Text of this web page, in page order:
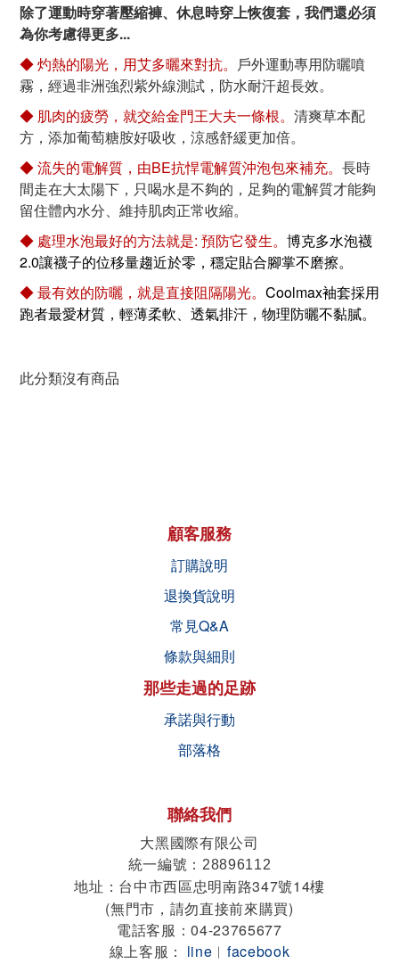
除了運動時穿著壓縮褲、休息時穿上恢復套，我們還必須
為你考慮得更多...
◆ 灼熱的陽光，用艾多曬來對抗。 戶外運動專用防曬噴
霧，經過非洲強烈紫外線測試，防水耐汗超長效。
◆ 肌肉的疲勞，就交給金門王大夫一條根。 清爽草本配
方，添加葡萄糖胺好吸收，涼感舒緩更加倍。
◆ 流失的電解質，由BE抗悍電解質沖泡包來補充。 長時
間走在大太陽下，只喝水是不夠的，足夠的電解質才能夠
留住體內水分、維持肌肉正常收縮。
◆ 處理水泡最好的方法就是: 預防它發生。 博克多水泡襪
2.0讓襪子的位移量趨近於零，穩定貼合腳掌不磨擦。
◆ 最有效的防曬，就是直接阻隔陽光。 Coolmax袖套採用
跑者最愛材質，輕薄柔軟、透氣排汗，物理防曬不黏膩。
此分類沒有商品
顧客服務
訂購說明
退換貨說明
常見Q&A
條款與細則
那些走過的足跡
承諾與行動
部落格
聯絡我們
大黑國際有限公司
統一編號 ：28896112
地址 ： 台中市西區忠明南路347號14樓
(無門市，請勿直接前來購買)
電話客服：04-23765677
線上客服： line ︱ facebook